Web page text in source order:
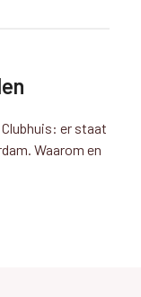
er staat
Waarom en